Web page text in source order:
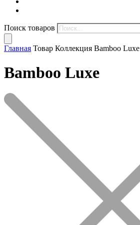
Поиск товаров
Главная Товар Коллекция Bamboo Luxe
Bamboo Luxe